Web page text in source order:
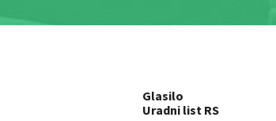
Glasilo
Uradni list RS